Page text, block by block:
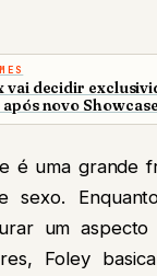
vai decidir
após novo Showcase
é uma grande
sexo.
um
Foley